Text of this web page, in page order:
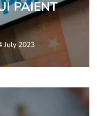
PAIENT
July 2023